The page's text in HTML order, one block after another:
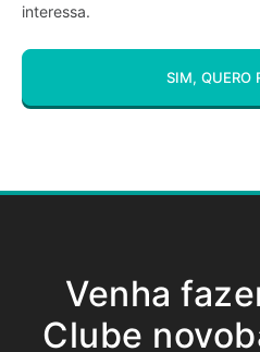
interessa.
SIM, QUERO
Venha
Clube